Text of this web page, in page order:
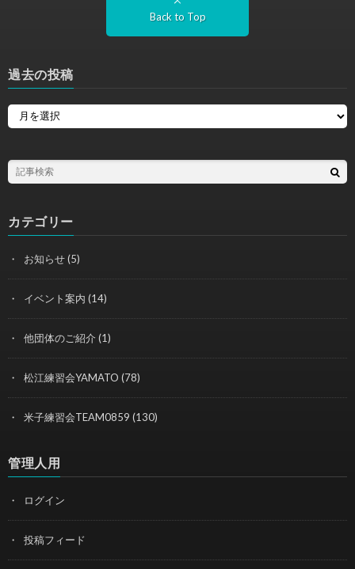
Back to Top
過去の投稿
カテゴリー
お知らせ(5)
イベント案内 (14)
他団体のご紹介 (1)
松江練習会YAMATO (78)
米子練習会TEAM0859 (130)
管理人用
ログイン
投稿フィード